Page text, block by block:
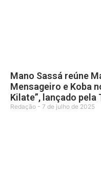
Mano Sassá reúne
Mensageiro e Koba
Kilate”, lançado pela
Redação 7 de julho de 2025